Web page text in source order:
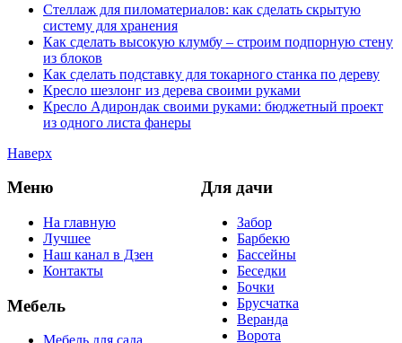
Стеллаж для пиломатериалов: как сделать скрытую
систему для хранения
Как сделать высокую клумбу – строим подпорную стену
из блоков
Как сделать подставку для токарного станка по дереву
Кресло шезлонг из дерева своими руками
Кресло Адирондак своими руками: бюджетный проект
из одного листа фанеры
Наверх
Меню
На главную
Лучшее
Наш канал в Дзен
Контакты
Мебель
Для дачи
Забор
Барбекю
Бассейны
Беседки
Бочки
Брусчатка
Веранда
Ворота